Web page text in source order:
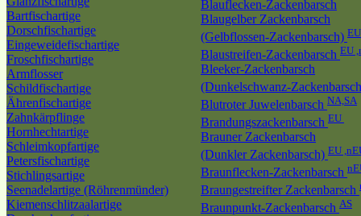
Bartfischartige
Dorschfischartige
Eingeweidefischartige
Froschfischartige
Armflosser
Schildfischartige
Ährenfischartige
Zahnkärpflinge
Hornhechtartige
Schleimkopfartige
Petersfischartige
Stichlingsartige
Seenadelartige (Röhrenmünder)
Kiemenschlitzaalartige
Blauflecken-Zackenbarsch
Blaugelber Zackenbarsch
(Gelbflossen-Zackenbarsch)
Blaustreifen-Zackenbarsch EU
Bleeker-Zackenbarsch
(Dunkelschwanz-
Blutroter Juwelenbarsch NA,SA
Brandungszackenbarsch EU
Brauner Zackenbarsch
(Dunkler Zackenbarsch) EU
Braunflecken-Zackenbarsch
Braungestreifter Zackenbarsch
Braunpunkt-Zackenbarsch AS